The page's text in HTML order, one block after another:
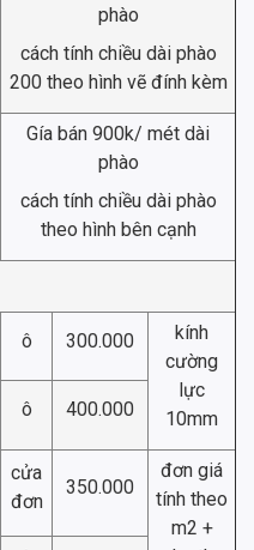
phào
cách tính chiều dài phào
200 theo hình vẽ đính kèm
Gía bán 900k/ mét dài
phào
cách tính chiều dài phào
theo hình bên cạnh
ô 300.000
kính
cường
lực
10mm
ô 400.000
cửa
đơn
350.000
đơn giá
tính theo
m2 +